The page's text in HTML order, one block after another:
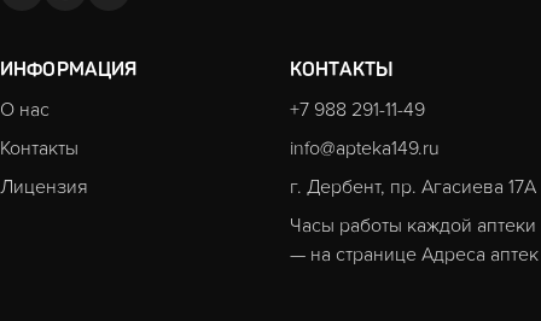
ИНФОРМАЦИЯ
О нас
Контакты
Лицензия
КОНТАКТЫ
+7 988 291-11-49
info@apteka149.ru
г. Дербент, пр. Агасиева 17А
Часы работы каждой аптеки
— на странице Адреса аптек